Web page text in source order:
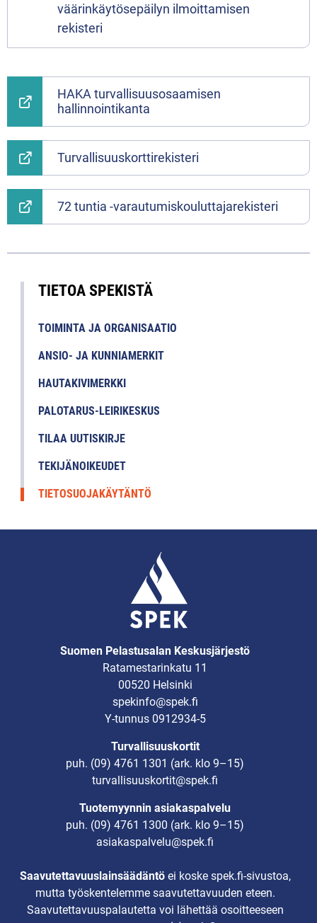
väärinkäytösepäilyn ilmoittamisen
rekisteri
HAKA turvallisuusosaamisen
hallinnointikanta
Turvallisuuskorttirekisteri
72 tuntia -varautumiskouluttajarekisteri
TIETOA SPEKISTÄ
TOIMINTA JA ORGANISAATIO
ANSIO- JA KUNNIAMERKIT
HAUTAKIVIMERKKI
PALOTARUS-LEIRIKESKUS
TILAA UUTISKIRJE
TEKIJÄNOIKEUDET
TIETOSUOJAKÄYTÄNTÖ
Suomen Pelastusalan Keskusjärjestö
Ratamestarinkatu 11
00520 Helsinki
spekinfo@spek.fi
Y-tunnus 0912934-5
Turvallisuuskortit
puh. (09) 4761 1301 (ark. klo 9–15)
turvallisuuskortit@spek.fi
Tuotemyynnin asiakaspalvelu
puh. (09) 4761 1300 (ark. klo 9–15)
asiakaspalvelu@spek.fi
Saavutettavuuslainsäädäntöei koske spek.fi-sivustoa,
mutta työskentelemme saavutettavuuden eteen.
Saavutettavuuspalautetta voi lähettää osoitteeseen